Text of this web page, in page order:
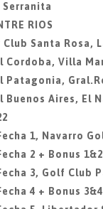
Serranita
RIOS
Club Santa Rosa,
Cordoba, Villa
Patagonia,
Buenos Aires, El
1, Navarro
2 + Bonus
3, Golf Club
4 + Bonus